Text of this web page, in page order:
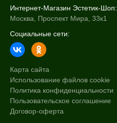
Интернет-Магазин Эстетик-Шоп:
Москва, Проспект Мира, 33к1
Социальные сети:
Карта сайта
Использование файлов cookie
Политика конфиденциальности
Пользовательское соглашение
Договор-оферта